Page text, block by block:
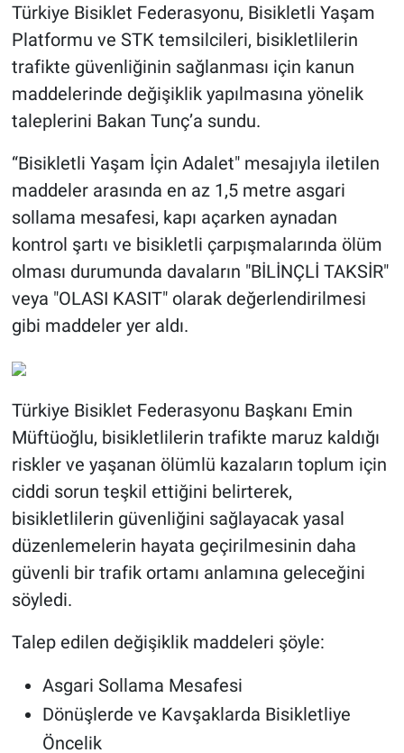
Türkiye Bisiklet Federasyonu, Bisikletli Yaşam
Platformu ve STK temsilcileri, bisikletlilerin
trafikte güvenliğinin sağlanması için kanun
maddelerinde değişiklik yapılmasına yönelik
taleplerini Bakan Tunç’a sundu.
“Bisikletli Yaşam İçin Adalet" mesajıyla iletilen
maddeler arasında en az 1,5 metre asgari
sollama mesafesi, kapı açarken aynadan
kontrol şartı ve bisikletli çarpışmalarında ölüm
olması durumunda davaların "BİLİNÇLİ TAKSİR"
veya "OLASI KASIT" olarak değerlendirilmesi
gibi maddeler yer aldı.
Türkiye Bisiklet Federasyonu Başkanı Emin
Müftüoğlu, bisikletlilerin trafikte maruz kaldığı
riskler ve yaşanan ölümlü kazaların toplum için
ciddi sorun teşkil ettiğini belirterek,
bisikletlilerin güvenliğini sağlayacak yasal
düzenlemelerin hayata geçirilmesinin daha
güvenli bir trafik ortamı anlamına geleceğini
söyledi.
Talep edilen değişiklik maddeleri şöyle:
Asgari Sollama Mesafesi
Dönüşlerde ve Kavşaklarda Bisikletliye
Öncelik